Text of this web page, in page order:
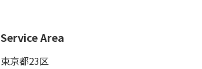
Service Area
東京都23区